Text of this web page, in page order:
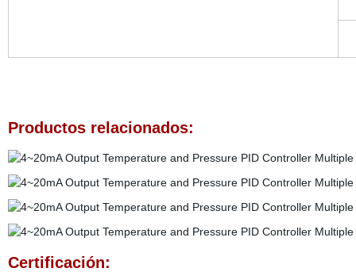
Productos relacionados:
Certificación: